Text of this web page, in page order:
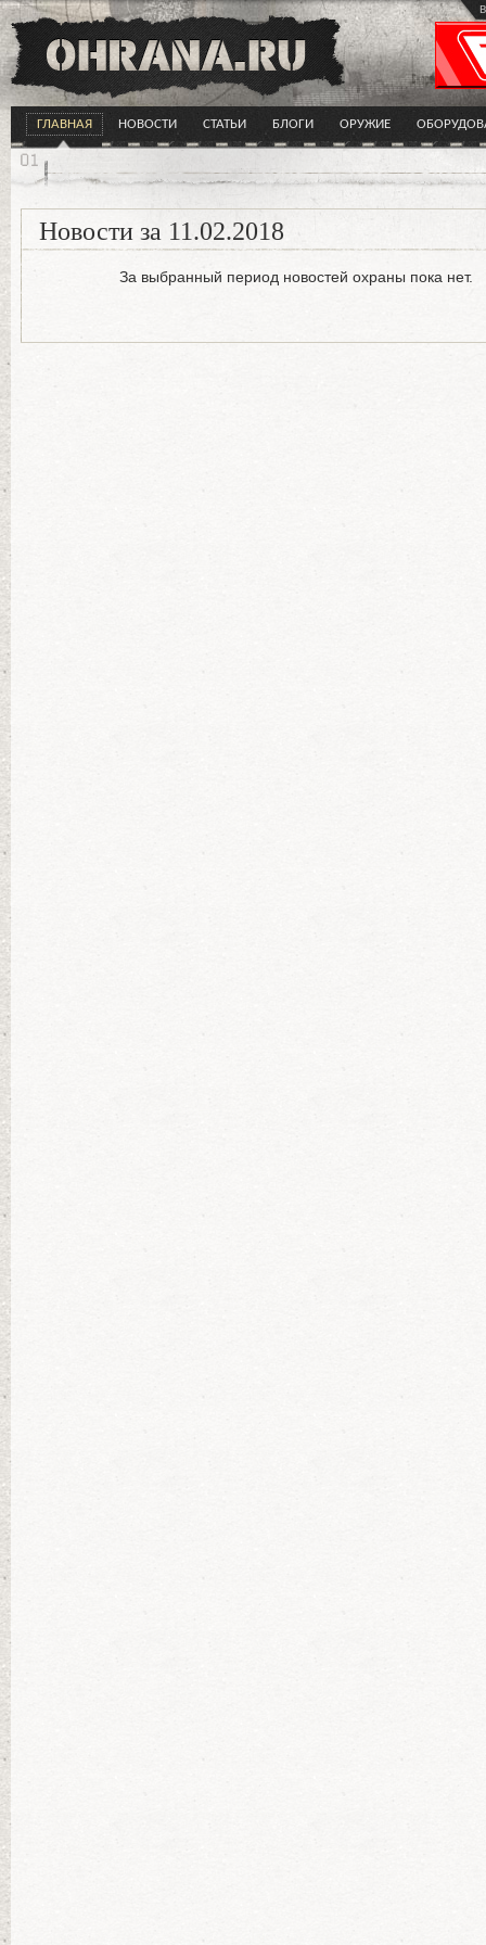
ГЛАВНАЯ НОВОСТИ СТАТЬИ БЛОГИ ОРУЖИЕ
Новости за 11.02.2018
За выбранный период новостей охраны пока нет.